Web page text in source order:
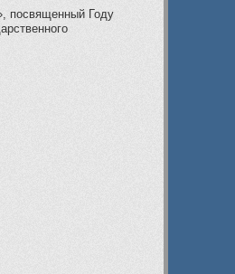
посвященный Году